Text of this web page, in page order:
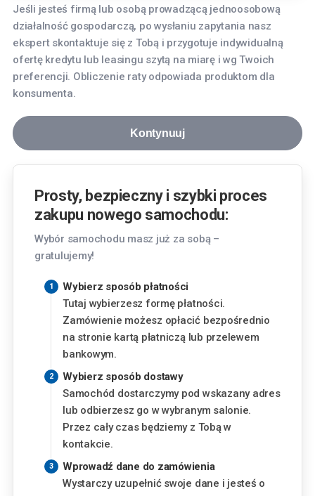
Jeśli jesteś firmą lub osobą prowadzącą jednoosobową
działalność gospodarczą, po wysłaniu zapytania nasz
ekspert skontaktuje się z Tobą i przygotuje indywidualną
ofertę kredytu lub leasingu szytą na miarę i wg Twoich
preferencji. Obliczenie raty odpowiada produktom dla
konsumenta.
Kontynuuj
Prosty, bezpieczny i szybki proces
zakupu nowego samochodu:
Wybór samochodu masz już za sobą –
gratulujemy!
Wybierz sposób płatności
Tutaj wybierzesz formę płatności.
Zamówienie możesz opłacić bezpośrednio
na stronie kartą płatniczą lub przelewem
bankowym.
Wybierz sposób dostawy
Samochód dostarczymy pod wskazany adres
lub odbierzesz go w wybranym salonie.
Przez cały czas będziemy z Tobą w
kontakcie.
Wprowadź dane do zamówienia
Wystarczy uzupełnić swoje dane i jesteś o
Finansowanie
952zł
Wysokość wkładu własnego
Fordońska 268, 85-752 Bydgoszcz
Gdańsk
aleja Grunwaldzka 256, 80-236 Gdańsk
Gdynia
Kraków
Pasternik 69, 31-354 Kraków
Lublin
Chemiczna 5, 20-329 Lublin
Piaseczno
Okulickiego 3, 05-500 Piaseczno
Poznań
Szwajcarska 14, 61-285 Poznań
Radom
Aleja Józefa Grzecznarowskiego 28, 26-610
Radom
Rzeszów
Wyzwolenia 2, 35-501 Rzeszów